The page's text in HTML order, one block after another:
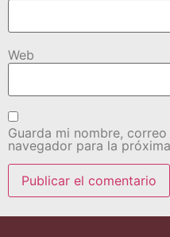
Web
Guarda mi nombre,
navegador para la